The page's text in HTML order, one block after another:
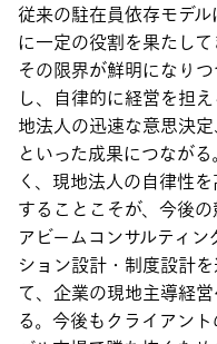
従来の駐在員依存モデ
に一定の役割を果たし
その限界が鮮明になり
し、自律的に経営を担
地法人の迅速な意思決
といった成果につなが
く、現地法人の自律性
することこそが、今後の
アビームコンサルティ
ション設計・制度設計
て、企業の現地主導経
る。今後もクライアン